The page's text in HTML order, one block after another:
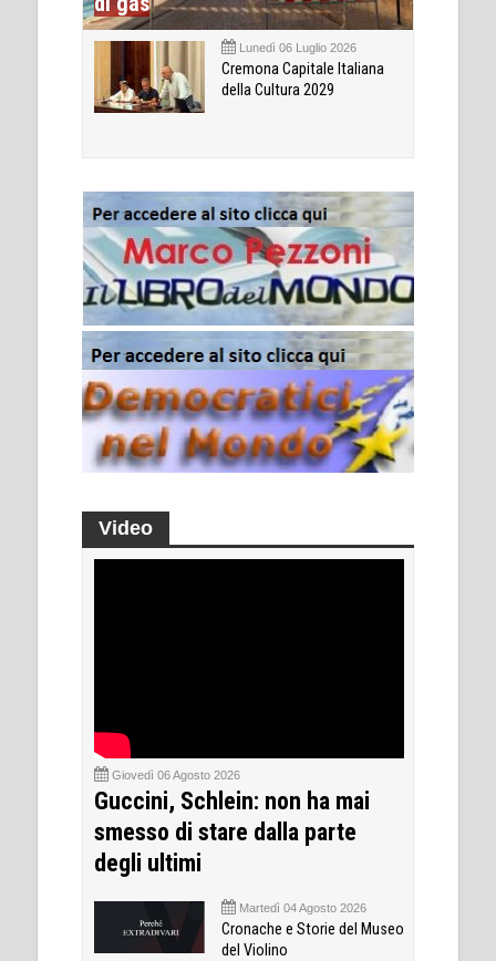
Lunedì 06 Luglio 2026
Cremona Capitale Italiana
della Cultura 2029
Video
Giovedì 06 Agosto 2026
Guccini, Schlein: non ha mai
smesso di stare dalla parte
degli ultimi
Martedì 04 Agosto 2026
Cronache e Storie del Museo
del Violino